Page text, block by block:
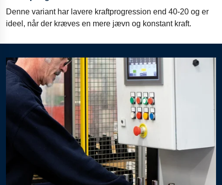
Denne variant har lavere kraftprogression end 40-20 og er
ideel, når der kræves en mere jævn og konstant kraft.